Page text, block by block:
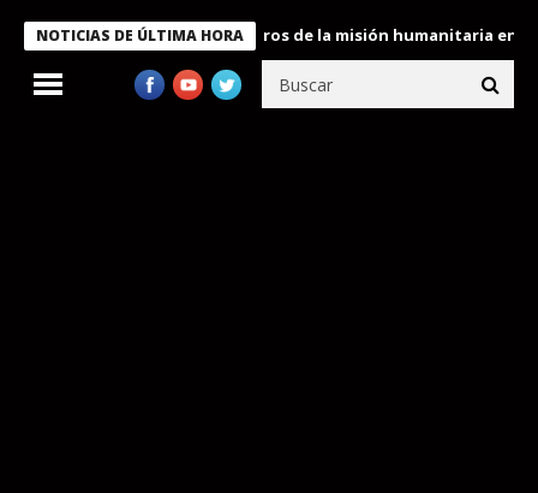
NOTICIAS DE ÚLTIMA HORA
Bukele condecora a miembros de la misión humanitaria enviada